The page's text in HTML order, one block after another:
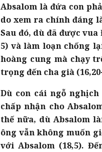
Absalom là đứa con
do xem ra chính đáng
Sau đó, dù đã được
5) và làm loạn chống
hoàng cung mà chạy
trọng đến cha già
Dù con cái ngỗ
chấp nhận cho
thế nữa, dù Absalom
ông vẫn không muốn
với Absalom (18,5).